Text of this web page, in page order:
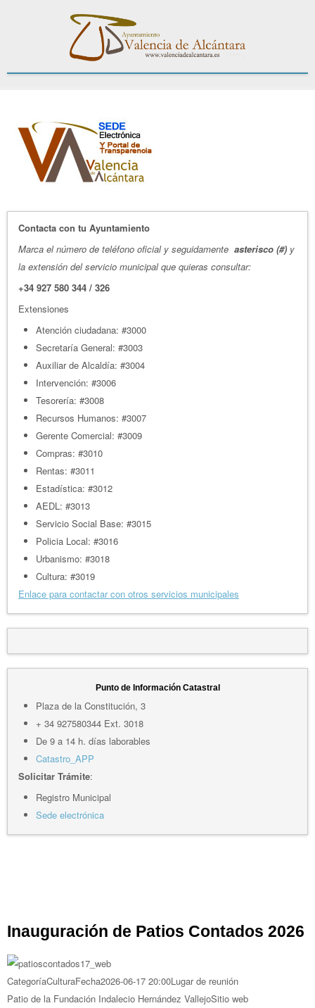
Contacta con tu Ayuntamiento
Marca el número de teléfono oficial y seguidamente asterisco (#) y
la extensión del servicio municipal que quieras consultar:
+34 927 580 344 / 326
Extensiones
Atención ciudadana: #3000
Secretaría General: #3003
Auxiliar de Alcaldía: #3004
Intervención: #3006
Tesorería: #3008
Recursos Humanos: #3007
Gerente Comercial: #3009
Compras: #3010
Rentas: #3011
Estadística: #3012
AEDL: #3013
Servicio Social Base: #3015
Policia Local: #3016
Urbanismo: #3018
Cultura: #3019
Enlace para contactar con otros servicios municipales
Punto de Información Catastral
Plaza de la Constitución, 3
+ 34 927580344 Ext. 3018
De 9 a 14 h. días laborables
Catastro_APP
Solicitar Trámite:
Registro Municipal
Sede electrónica
Inauguración de Patios Contados 2026
CategoríaCulturaFecha2026-06-17 20:00Lugar de reunión
Patio de la Fundación Indalecio Hernández VallejoSitio web